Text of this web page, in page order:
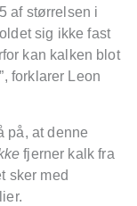
af størrelsen i
sig ikke fast
kan kalken blot
forklarer Leon
på, at denne
fjerner kalk fra
sker med